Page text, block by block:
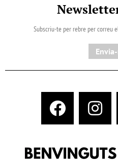
Subscriu-te per rebre per correu